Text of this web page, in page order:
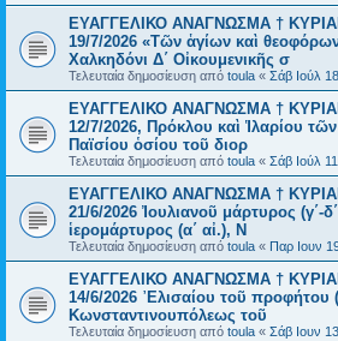
ΕΥΑΓΓΕΛΙΚΟ ΑΝΑΓΝΩΣΜΑ †
19/7/2026 «Τῶν ἁγίων καὶ
Χαλκηδόνι Δ΄ Οἰκουμενικῆς σ
Τελευταία δημοσίευση από toula « Σάβ Ιούλ
ΕΥΑΓΓΕΛΙΚΟ ΑΝΑΓΝΩΣΜΑ †
12/7/2026, Πρόκλου καὶ Ἱλαρίου
Παϊσίου ὁσίου τοῦ διορ
Τελευταία δημοσίευση από toula « Σάβ Ιούλ
ΕΥΑΓΓΕΛΙΚΟ ΑΝΑΓΝΩΣΜΑ †
21/6/2026 Ἰουλιανοῦ μάρτυρος (γ΄-
ἱερομάρτυρος (α΄ αἰ.), Ν
Τελευταία δημοσίευση από toula « Παρ Ιουν
ΕΥΑΓΓΕΛΙΚΟ ΑΝΑΓΝΩΣΜΑ †
14/6/2026 ᾿Ελισαίου τοῦ
Κωνσταντινουπόλεως τοῦ
Τελευταία δημοσίευση από toula « Σάβ Ιουν